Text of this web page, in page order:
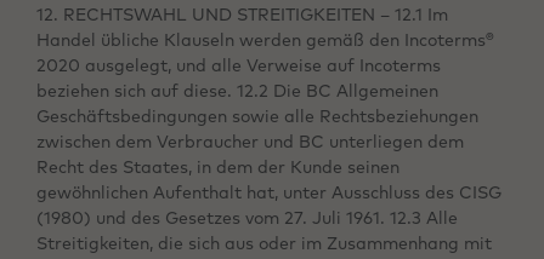
12. RECHTSWAHL UND STREITIGKEITEN – 12.1 Im
Handel übliche Klauseln werden gemäß den Incoterms®
2020 ausgelegt, und alle Verweise auf Incoterms
beziehen sich auf diese. 12.2 Die BC Allgemeinen
Geschäftsbedingungen sowie alle Rechtsbeziehungen
zwischen dem Verbraucher und BC unterliegen dem
Recht des Staates, in dem der Kunde seinen
gewöhnlichen Aufenthalt hat, unter Ausschluss des CISG
(1980) und des Gesetzes vom 27. Juli 1961. 12.3 Alle
Streitigkeiten, die sich aus oder im Zusammenhang mit